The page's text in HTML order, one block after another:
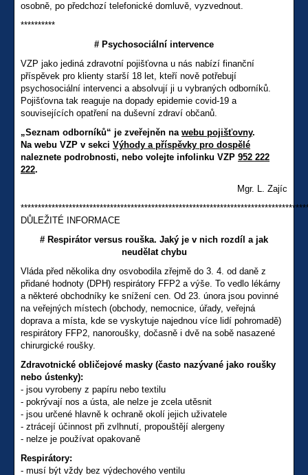
osobně, po předchozí telefonické domluvě, vyzvednout.
**********
# Psychosociální intervence
VZP jako jediná zdravotní pojišťovna u nás nabízí finanční
příspěvek pro klienty starší 18 let, kteří nově potřebují
psychosociální intervenci a absolvují ji u vybraných odborníků.
Pojišťovna tak reaguje na dopady epidemie covid-19 a
souvisejících opatření na duševní zdraví občanů.
„Seznam odborníků“ je zveřejněn na webu pojišťovny.
Na webu VZP v sekci Výhody a příspěvky pro dospělé
naleznete podrobnosti, nebo volejte infolinku VZP 952 222
222.
Mgr. L. Zajíc
DŮLEŽITÉ INFORMACE
# Respirátor versus rouška. Jaký je v nich rozdíl a jak
neudělat chybu
Vláda před několika dny osvobodila zřejmě do 3. 4. od daně z
přidané hodnoty (DPH) respirátory FFP2 a výše. To vedlo lékárny
a některé obchodníky ke snížení cen. Od 23. února jsou povinné
na veřejných místech (obchody, nemocnice, úřady, veřejná
doprava a místa, kde se vyskytuje najednou více lidí pohromadě)
respirátory FFP2, nanoroušky, dočasně i dvě na sobě nasazené
chirurgické roušky.
Zdravotnické obličejové masky (často nazývané jako roušky
nebo ústenky):
- jsou vyrobeny z papíru nebo textilu
- pokrývají nos a ústa, ale nelze je zcela utěsnit
- jsou určené hlavně k ochraně okolí jejich uživatele
- ztrácejí účinnost při zvlhnutí, propouštějí alergeny
- nelze je používat opakovaně
Respirátory:
- musí být vždy bez výdechového ventilu